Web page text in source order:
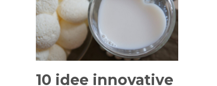
10 idee innovative